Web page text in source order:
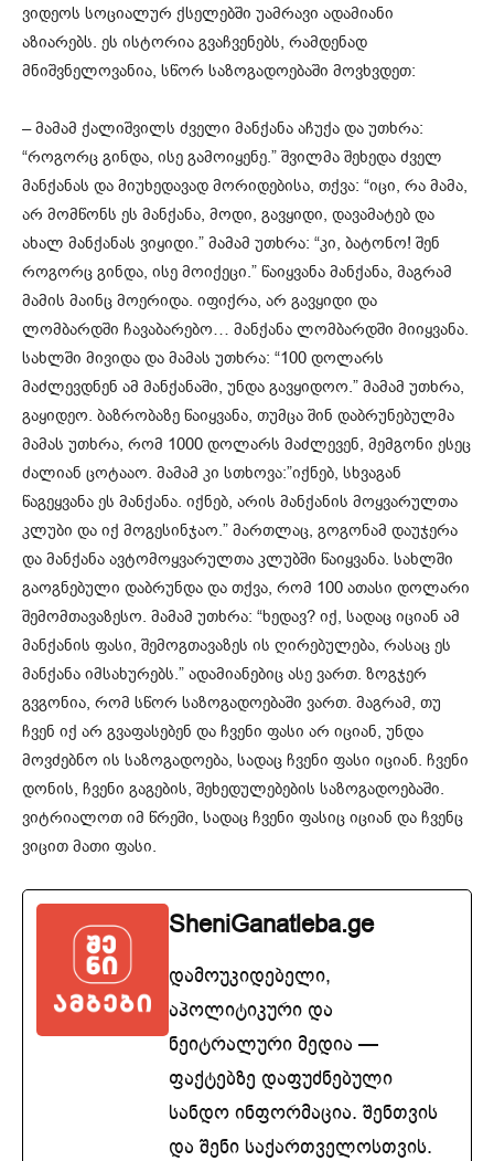
ვიდეოს სოციალურ ქსელებში უამრავი ადამიანი
აზიარებს. ეს ისტორია გვაჩვენებს, რამდენად
მნიშვნელოვანია, სწორ საზოგადოებაში მოვხვდეთ:
– მამამ ქალიშვილს ძველი მანქანა აჩუქა და უთხრა:
“როგორც გინდა, ისე გამოიყენე.” შვილმა შეხედა ძველ
მანქანას და მიუხედავად მორიდებისა, თქვა: “იცი, რა მამა,
არ მომწონს ეს მანქანა, მოდი, გავყიდი, დავამატებ და
ახალ მანქანას ვიყიდი.” მამამ უთხრა: “კი, ბატონო! შენ
როგორც გინდა, ისე მოიქეცი.” წაიყვანა მანქანა, მაგრამ
მამის მაინც მოერიდა. იფიქრა, არ გავყიდი და
ლომბარდში ჩავაბარებო… მანქანა ლომბარდში მიიყვანა.
სახლში მივიდა და მამას უთხრა: “100 დოლარს
მაძლევდნენ ამ მანქანაში, უნდა გავყიდოო.” მამამ უთხრა,
გაყიდეო. ბაზრობაზე წაიყვანა, თუმცა შინ დაბრუნებულმა
მამას უთხრა, რომ 1000 დოლარს მაძლევენ, მემგონი ესეც
ძალიან ცოტააო. მამამ კი სთხოვა:”იქნებ, სხვაგან
წაგეყვანა ეს მანქანა. იქნებ, არის მანქანის მოყვარულთა
კლუბი და იქ მოგესინჯაო.” მართლაც, გოგონამ დაუჯერა
და მანქანა ავტომოყვარულთა კლუბში წაიყვანა. სახლში
გაოგნებული დაბრუნდა და თქვა, რომ 100 ათასი დოლარი
შემომთავაზესო. მამამ უთხრა: “ხედავ? იქ, სადაც იციან ამ
მანქანის ფასი, შემოგთავაზეს ის ღირებულება, რასაც ეს
მანქანა იმსახურებს.” ადამიანებიც ასე ვართ. ზოგჯერ
გვგონია, რომ სწორ საზოგადოებაში ვართ. მაგრამ, თუ
ჩვენ იქ არ გვაფასებენ და ჩვენი ფასი არ იციან, უნდა
მოვძებნო ის საზოგადოება, სადაც ჩვენი ფასი იციან. ჩვენი
დონის, ჩვენი გაგების, შეხედულებების საზოგადოებაში.
ვიტრიალოთ იმ წრეში, სადაც ჩვენი ფასიც იციან და ჩვენც
ვიცით მათი ფასი.
SheniGanatleba.ge
დამოუკიდებელი,
აპოლიტიკური და
ნეიტრალური მედია —
ფაქტებზე დაფუძნებული
სანდო ინფორმაცია. შენთვის
და შენი საქართველოსთვის.